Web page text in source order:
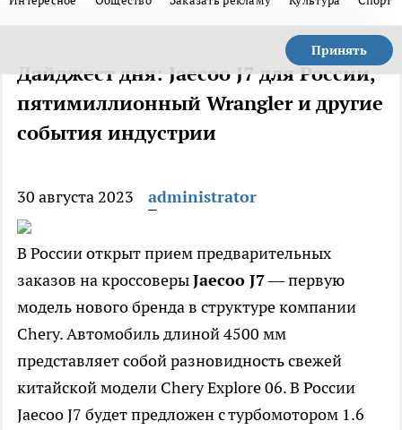
Принять
Дайджест дня: Jaecoo J7 для России,
пятимиллионный Wrangler и другие
события индустрии
30 августа 2023 administrator
В России открыт прием предварительных
заказов на кроссоверыJaecoo J7— первую
модель нового бренда в структуре компании
Chery. Автомобиль длиной 4500 мм
представляет собой разновидность свежей
китайской модели Chery Explore 06. В России
Jaecoo J7 будет предложен с турбомотором 1.6